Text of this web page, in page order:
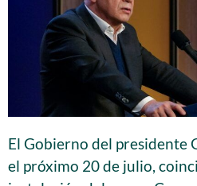
El Gobierno del presidente
el próximo 20 de julio,